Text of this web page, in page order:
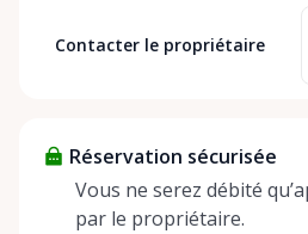
At Cody Party Rentals, we
sharing—giving others the
helping people enjoy more for
positive impact on the environment. By
share instead of buy, we’re
Contacter le propriétaire
Réservation sécurisée
Vous ne serez débité
par le propriétaire.